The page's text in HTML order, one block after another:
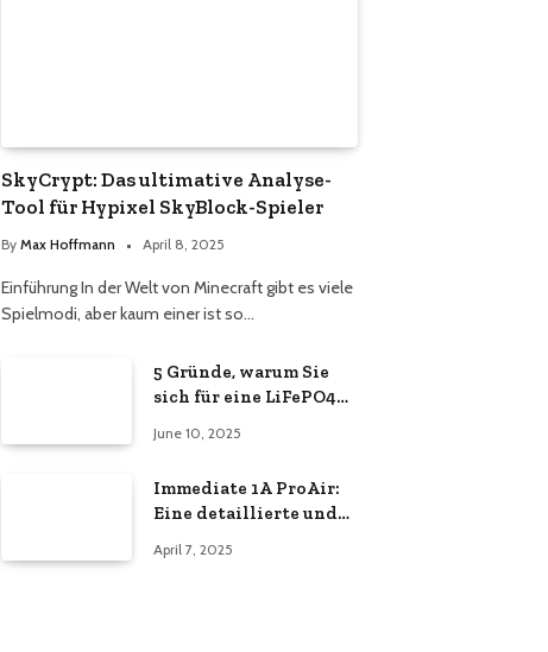
SkyCrypt: Das ultimative Analyse-
Tool für Hypixel SkyBlock-Spieler
By Max Hoffmann April 8, 2025
Einführung In der Welt von Minecraft gibt es viele
Spielmodi, aber kaum einer ist so…
5 Gründe, warum Sie
sich für eine LiFePO4
entscheiden sollten
June 10, 2025
Immediate 1A ProAir:
Eine detaillierte und
Analyse
April 7, 2025